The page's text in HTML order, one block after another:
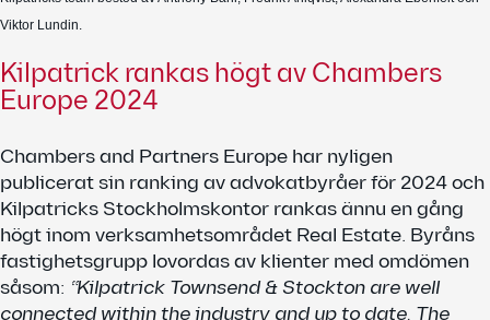
Viktor Lundin.
Kilpatrick rankas högt av Chambers
Europe 2024
Chambers and Partners Europe har nyligen
publicerat sin ranking av advokatbyråer för 2024 och
Kilpatricks Stockholmskontor rankas ännu en gång
högt inom verksamhetsområdet Real Estate. Byråns
fastighetsgrupp lovordas av klienter med omdömen
såsom: “Kilpatrick Townsend & Stockton are well
connected within the industry and up to date. The